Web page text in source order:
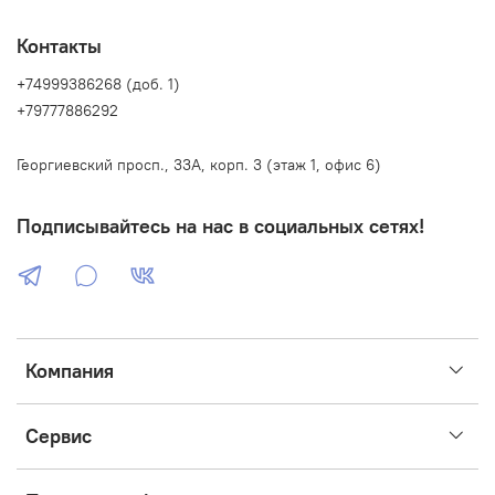
кожу головы, вспенить, мягко помассировать 1-2
минуты, тщательно смыть водой. Подходит для
Компания
Сервис
Контакты
+74999386268 (доб. 1)
+79777886292
Георгиевский просп., 33А, корп. 3 (этаж 1, офис 6)
Подписывайтесь на нас в социальных сетях!